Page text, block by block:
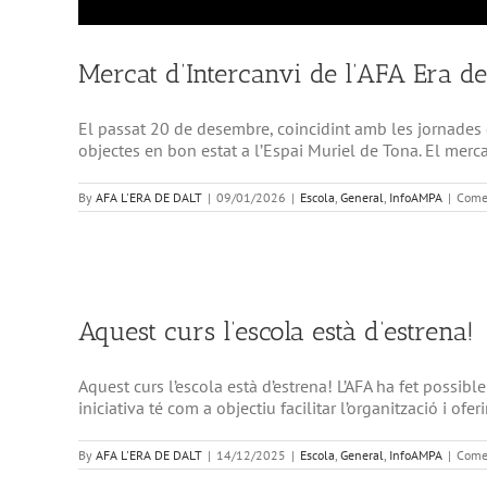
Mercat d’Intercanvi de l’AFA Era
El passat 20 de desembre, coincidint amb les jornades
objectes en bon estat a l’Espai Muriel de Tona. El
By AFA L'ERA DE DALT | 09/01/2026 | Escola, General, InfoAMPA |
Aquest curs l’escola està d’estrena!
Aquest curs l’escola està d’estrena! L’AFA ha fet
iniciativa té com a objectiu facilitar l’organització i
By AFA L'ERA DE DALT | 14/12/2025 | Escola, General, InfoAMPA |